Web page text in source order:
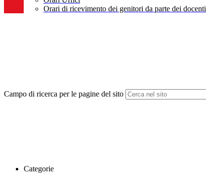
Orari di ricevimento dei genitori da parte dei docenti
Campo di ricerca per le pagine del sito
Categorie